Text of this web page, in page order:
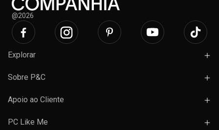
@2026
Explorar
Campanhas
Presentes
Sobre P&C
Lojas e Ações
Apoio ao Cliente
Termos e Condições Gerais de Venda
PC Like Me